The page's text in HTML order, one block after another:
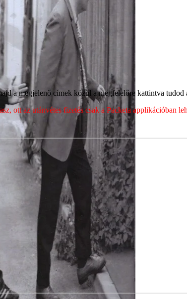
a megjelenő címek közül a megfelelőre kattintva tudod
ott az utánvétes fizetés csak a Packeta applikációban